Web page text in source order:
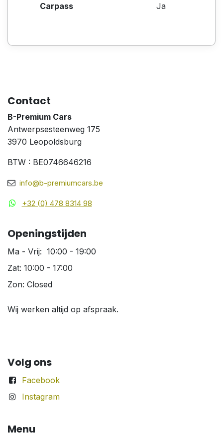
Carpass Ja
Contact
B-Premium Cars
Antwerpsesteenweg 175
3970 Leopoldsburg
BTW : BE0746646216
info@b-premiumcars.be
+32 (0) 478 8314 98
Openingstijden
Ma - Vrij: 10:00 - 19:00
Zat: 10:00 - 17:00
Zon: Closed
Wij werken altijd op afspraak.
Volg ons
Facebook
Instagram
Menu